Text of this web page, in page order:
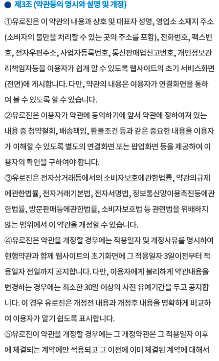
제3조 (약관등의 명시와 설명 및 개정)
①유로진은 이 약관의 내용과 상호 및 대표자 성명, 영업소 소재지 주소
(소비자의 불만을 처리할 수 있는 곳의 주소를 포함), 전화번호, 팩스번
호, 전자우편주소, 사업자등록번호, 통신판매업신고번호, 개인정보관
리책임자등을 이용자가 쉽게 알 수 있도록 웹사이트의 초기 서비스화면
(전면)에 게시합니다. 다만, 약관의 내용은 이용자가 연결화면을 통하
여 볼 수 있도록 할 수 있습니다.
②유로진은 이용자가 약관에 동의하기에 앞서 약관에 정하여져 있는
내용 중 청약철회, 배송책임, 환불조건 등과 같은 중요한 내용을 이용자
가 이해할 수 있도록 별도의 연결화면 또는 팝업화면 등을 제공하여 이
용자의 확인을 구하여야 합니다.
③유로진은 전자상거래등에서의 소비자보호에관한법률, 약관의규제
에관한법률, 전자거래기본법, 전자서명법, 정보통신망이용촉진등에관
한법률, 방문판매등에관한법률, 소비자보호법 등 관련법을 위배하지
않는 범위에서 이 약관을 개정할 수 있습니다.
④유로진은 약관을 개정할 경우에는 적용일자 및 개정사유를 명시하여
현행약관과 함께 웹사이트의 초기화면에 그 적용일자 3일이전부터 적
용일자 전일까지 공지합니다. 다만, 이용자에게 불리하게 약관내용을
변경하는 경우에는 최소한 30일 이상의 사전 유예기간을 두고 공지합
니다. 이 경우 유로진은 개정전 내용과 개정후 내용을 명확하게 비교하
여 이용자가 알기 쉽도록 표시합니다.
⑤유로진이 약관을 개정할 경우에는 그 개정약관은 그 적용일자 이후
에 체결되는 계약에만 적용되고 그 이전에 이미 체결된 계약에 대해서